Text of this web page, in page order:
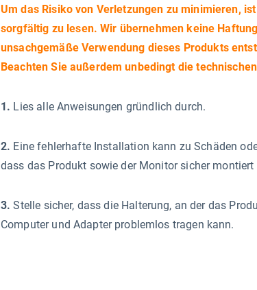
Um das Risiko von Verletzungen zu minimieren,
sorgfältig zu lesen. Wir übernehmen keine
unsachgemäße Verwendung dieses Produkts
Beachten Sie außerdem unbedingt die
1. Lies alle Anweisungen gründlich durch.
2. Eine fehlerhafte Installation kann zu Schäden
dass das Produkt sowie der Monitor sicher montiert
3.Stelle sicher, dass die Halterung, an der das
Computer und Adapter problemlos tragen kann.